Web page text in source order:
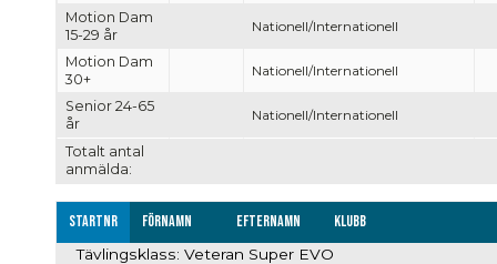
Totalt antal
anmälda:
Motion Dam
15-29 år
Nationell/Internationell
Motion Dam
30+
Nationell/Internationell
Senior 24-65
år
Nationell/Internationell
Startnr Förnamn Efternamn Klubb
Tävlingsklass: Veteran Super EVO